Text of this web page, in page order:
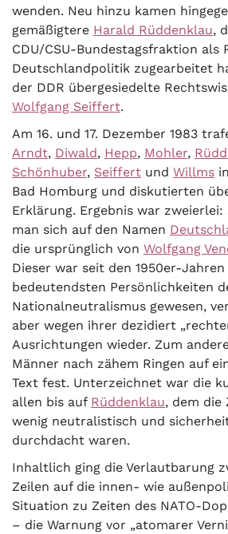
wenden. Neu hinzu kamen
gemäßigtere Harald Rüddenklau,
CDU/CSU-Bundestagsfraktion als
Deutschlandpolitik zugearbeitet
der DDR übergesiedelte
Wolfgang Seiffert.
Am 16. und 17. Dezember 1983
Arndt, Diwald, Hepp, Mohler,
Schönhuber, Seiffert und Willms
Bad Homburg und diskutierten
Erklärung. Ergebnis war
man sich auf den Namen
die ursprünglich von Wolfgang
Dieser war seit den 1950er-
bedeutendsten Persönlichkeiten
Nationalneutralismus gewesen,
aber wegen ihrer dezidiert
Ausrichtungen wieder. Zum
Männer nach zähem Ringen auf
Text fest. Unterzeichnet war die
allen bis auf Rüddenklau, dem die
wenig neutralistisch und
durchdacht waren.
Inhaltlich ging die Verlautbarung
Zeilen auf die innen- wie
Situation zu Zeiten des NATO-
– die Warnung vor „atomarer